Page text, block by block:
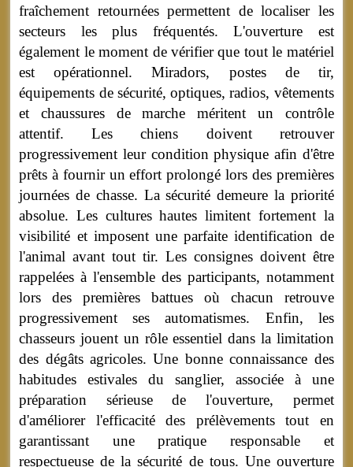
fraîchement retournées permettent de localiser les
secteurs les plus fréquentés. L'ouverture est
également le moment de vérifier que tout le matériel
est opérationnel. Miradors, postes de tir,
équipements de sécurité, optiques, radios, vêtements
et chaussures de marche méritent un contrôle
attentif. Les chiens doivent retrouver
progressivement leur condition physique afin d'être
prêts à fournir un effort prolongé lors des premières
journées de chasse. La sécurité demeure la priorité
absolue. Les cultures hautes limitent fortement la
visibilité et imposent une parfaite identification de
l'animal avant tout tir. Les consignes doivent être
rappelées à l'ensemble des participants, notamment
lors des premières battues où chacun retrouve
progressivement ses automatismes. Enfin, les
chasseurs jouent un rôle essentiel dans la limitation
des dégâts agricoles. Une bonne connaissance des
habitudes estivales du sanglier, associée à une
préparation sérieuse de l'ouverture, permet
d'améliorer l'efficacité des prélèvements tout en
garantissant une pratique responsable et
respectueuse de la sécurité de tous. Une ouverture